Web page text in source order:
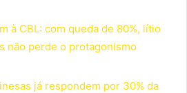
à CBL: com queda de 80%, lítio
não perde o protagonismo
já respondem por 30% da